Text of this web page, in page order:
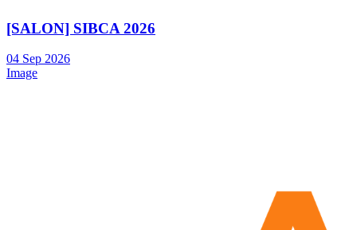
[SALON] SIBCA 2026
04 Sep 2026
Image